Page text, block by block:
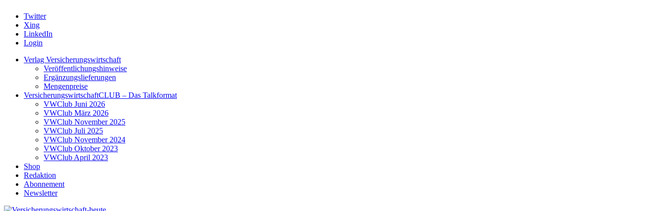
Twitter
Xing
LinkedIn
Login
Verlag Versicherungswirtschaft
Veröffentlichungshinweise
Ergänzungslieferungen
Mengenpreise
VersicherungswirtschaftCLUB – Das Talkformat
VWClub Juni 2026
VWClub März 2026
VWClub November 2025
VWClub Juli 2025
VWClub November 2024
VWClub Oktober 2023
VWClub April 2023
Shop
Redaktion
Abonnement
Newsletter